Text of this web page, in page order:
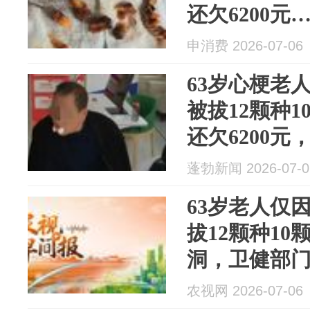
还欠6200元
申消费 2026-07-06
63岁心梗老
被拔12颗种
还欠6200元
卫健部门已
蓬勃新闻 2026-07-
63岁老人仅
拔12颗种10
洞，卫健部
被困水坑，
合力救人｜
农视网 2026-07-06